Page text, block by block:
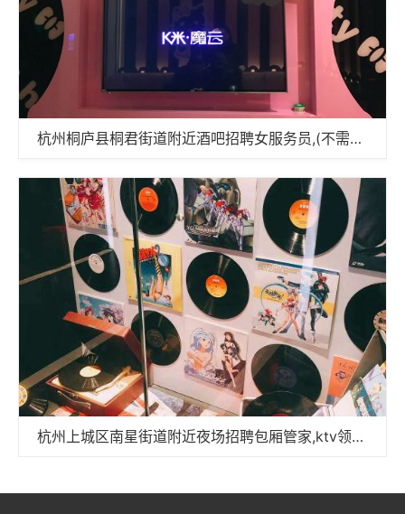
杭州桐庐县桐君街道附近酒吧招聘女服务员,(不需要ID卡)
杭州上城区南星街道附近夜场招聘包厢管家,ktv领班队长微信多少